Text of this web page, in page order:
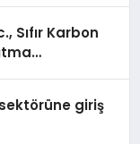
Sıfır Karbon
giriş